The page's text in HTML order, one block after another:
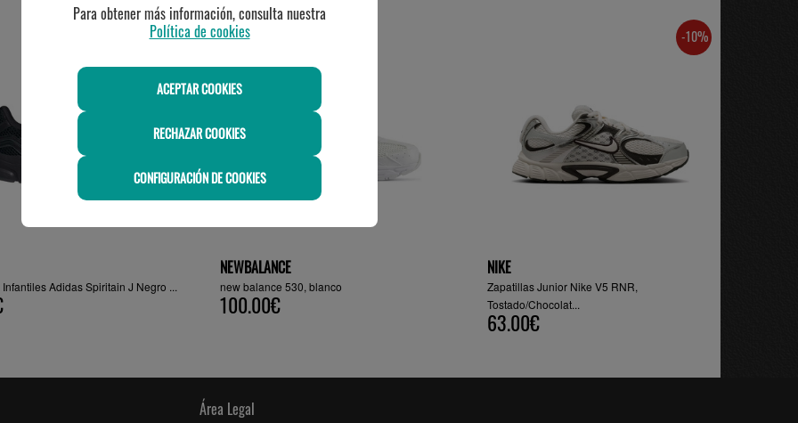
Adidas Spiritain J Negro ...
NEWBALANCE
new balance 530, blanco
100.00€
-10%
NIKE
Zapatillas Junior Nike V5 RNR,
Tostado/Chocolat...
63.00€
Área Legal
Para obtener más información, consulta nuestra
Política de cookies
ACEPTAR COOKIES
RECHAZAR COOKIES
CONFIGURACIÓN DE COOKIES